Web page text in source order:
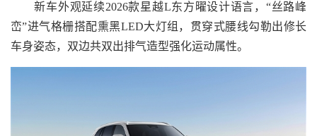
新车外观延续2026款星越L东方曜设计语言，“丝路峰
峦”进气格栅搭配熏黑LED大灯组，贯穿式腰线勾勒出修长
车身姿态，双边共双出排气造型强化运动属性。